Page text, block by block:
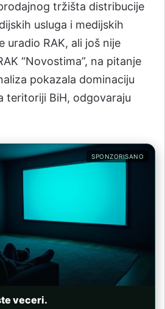
tržišta distribucije
usluga i medijskih
uradio RAK, ali još nije
“Novostima”, na pitanje
pokazala dominaciju
teritoriji BiH, odgovaraju
SPONZORISANO
veceri.